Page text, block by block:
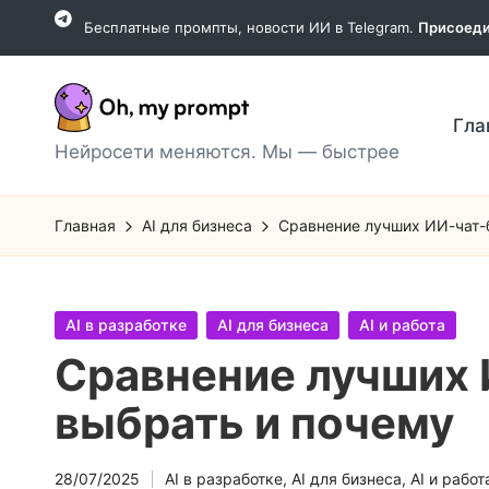
Перейти
содержимому
Бесплатные промпты, новости ИИ в Telegram.
O
h,
m
y
p
r
o
Нейросети меняются. Мы — быстрее
Главная AI для бизнеса Сравнение лучших ИИ-чат-
Опубликовано
AI в разработке AI для бизнеса AI и работа
Сравнение лучших
выбрать и почему
28/07/2025 AI в разработке, AI для бизнеса, AI и